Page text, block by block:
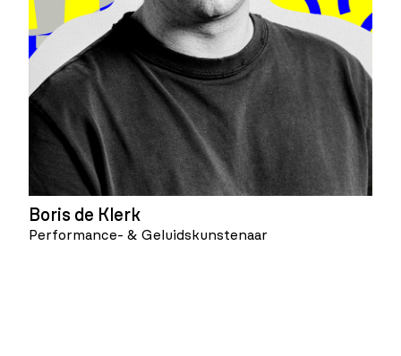
Boris de Klerk
Performance- & Geluidskunstenaar